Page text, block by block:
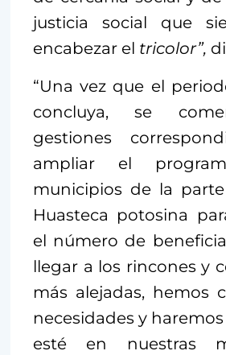
justicia social que
encabezar el tricolor”,
“Una vez que el
concluya, se
gestiones
ampliar el
municipios de la
Huasteca potosina
el número de
llegar a los rincones y
más alejadas, hemos
necesidades y
esté en nuestras